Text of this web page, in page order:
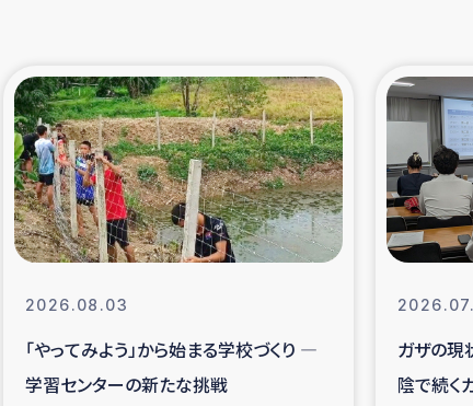
支援 スリランカ南部洪水
リサイクル・プロジ
復興支援
令和6年能登半島地
2026.08.03
「やってみよう」から始まる学校づくり ―
学習センターの新たな挑戦
ガザの現
陰で続く